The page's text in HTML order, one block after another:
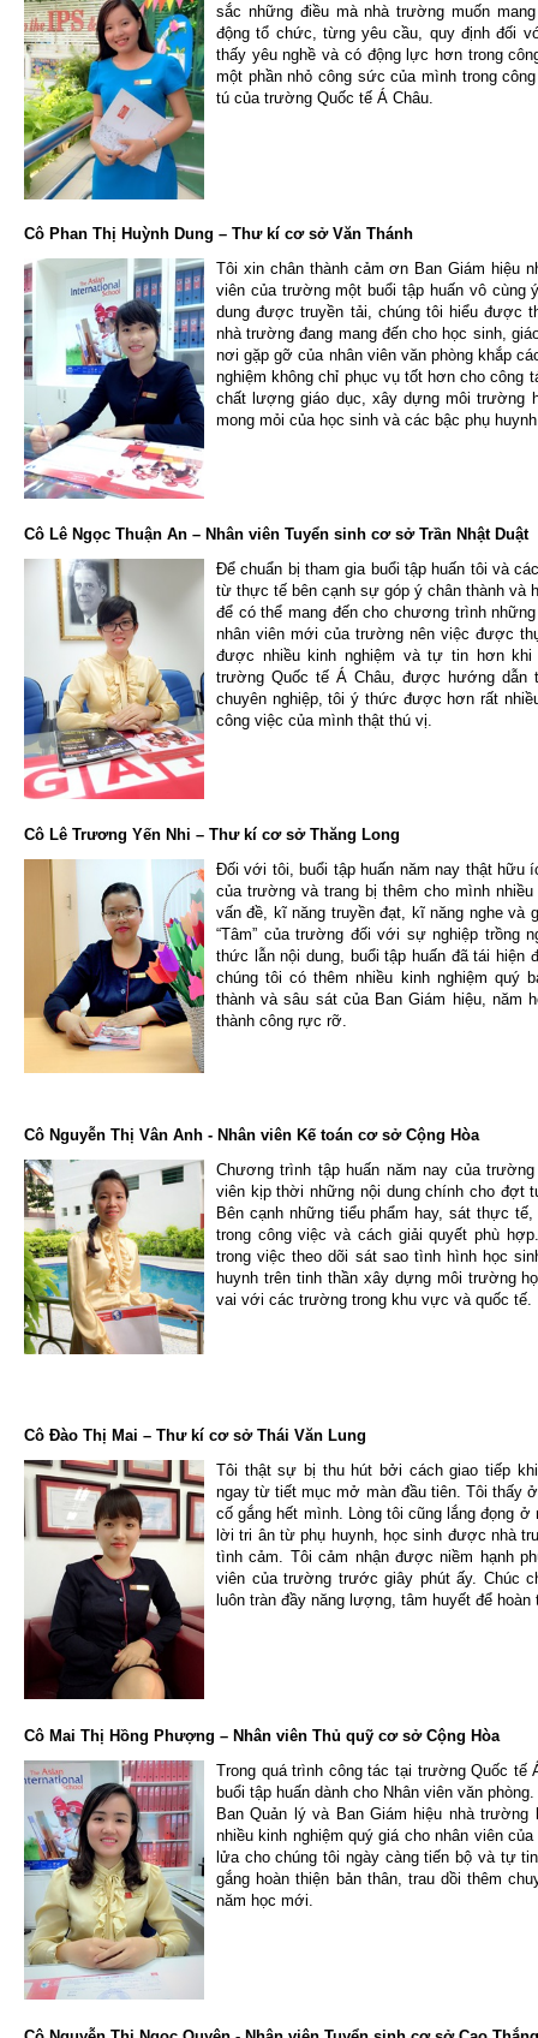
sắc những điều mà nhà trường muốn
động tổ chức, từng yêu cầu, quy định đối
thấy yêu nghề và có động lực hơn trong
một phần nhỏ công sức của mình trong
tú của trường Quốc tế Á Châu.
Cô Phan Thị Huỳnh Dung – Thư kí cơ sở Văn Thánh
Tôi xin chân thành cảm ơn Ban Giám hiệu
viên của trường một buổi tập huấn vô cùng
dung được truyền tải, chúng tôi hiểu được
nhà trường đang mang đến cho học sinh,
nơi gặp gỡ của nhân viên văn phòng khắp
nghiệm không chỉ phục vụ tốt hơn cho công
chất lượng giáo dục, xây dựng môi trường
mong mỏi của học sinh và các bậc phụ
Cô Lê Ngọc Thuận An – Nhân viên Tuyển sinh cơ sở Trần Nhật Duật
Để chuẩn bị tham gia buổi tập huấn tôi và
từ thực tế bên cạnh sự góp ý chân thành và
để có thể mang đến cho chương trình
nhân viên mới của trường nên việc được
được nhiều kinh nghiệm và tự tin hơn
trường Quốc tế Á Châu, được hướng dẫn
chuyên nghiệp, tôi ý thức được hơn rất
công việc của mình thật thú vị.
Cô Lê Trương Yến Nhi – Thư kí cơ sở Thăng Long
Đối với tôi, buổi tập huấn năm nay thật hữu
của trường và trang bị thêm cho mình
vấn đề, kĩ năng truyền đạt, kĩ năng nghe và
“Tâm” của trường đối với sự nghiệp trồng
thức lẫn nội dung, buổi tập huấn đã tái
chúng tôi có thêm nhiều kinh nghiệm quý
thành và sâu sát của Ban Giám hiệu, năm
thành công rực rỡ.
Cô Nguyễn Thị Vân Anh - Nhân viên Kế toán cơ sở Cộng Hòa
Chương trình tập huấn năm nay của
viên kịp thời những nội dung chính cho đợt
Bên cạnh những tiểu phẩm hay, sát thực
trong công việc và cách giải quyết phù
trong việc theo dõi sát sao tình hình học
huynh trên tinh thần xây dựng môi trường
vai với các trường trong khu vực và quốc tế.
Cô Đào Thị Mai – Thư kí cơ sở Thái Văn Lung
Tôi thật sự bị thu hút bởi cách giao tiếp
ngay từ tiết mục mở màn đầu tiên. Tôi thấy
cố gắng hết mình. Lòng tôi cũng lắng đọng
lời tri ân từ phụ huynh, học sinh được nhà
tình cảm. Tôi cảm nhận được niềm hạnh
viên của trường trước giây phút ấy. Chúc
luôn tràn đầy năng lượng, tâm huyết để
Cô Mai Thị Hồng Phượng – Nhân viên Thủ quỹ cơ sở Cộng Hòa
Trong quá trình công tác tại trường Quốc tế
buổi tập huấn dành cho Nhân viên văn
Ban Quản lý và Ban Giám hiệu nhà
nhiều kinh nghiệm quý giá cho nhân viên
lửa cho chúng tôi ngày càng tiến bộ và tự
gắng hoàn thiện bản thân, trau dồi thêm
năm học mới.